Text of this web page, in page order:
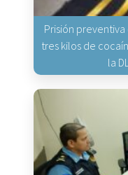
Prisión
tres kilos de
la